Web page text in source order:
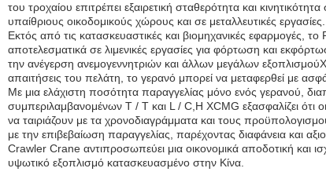
του τροχαίου επιτρέπει εξαιρετική σταθερότητα και
υπαίθριους οικοδομικούς χώρους και σε μεταλλευτικές εργασίες.
Εκτός από τις κατασκευαστικές και βιομηχανικές εφαρμογές,
αποτελεσματικά σε λιμενικές εργασίες για φόρτωση και
την ανέγερση ανεμογεννητριών και άλλων μεγάλων
απαιτήσεις του πελάτη, το γερανό μπορεί να μεταφερθεί με
Με μια ελάχιστη ποσότητα παραγγελίας μόνο ενός γερανού,
συμπεριλαμβανομένων T / T και L / C,Η XCMG εξασφαλίζει ότι
να ταιριάζουν με τα χρονοδιαγράμματα και τους
με την επιβεβαίωση παραγγελίας, παρέχοντας διαφάνεια και
Crawler Crane αντιπροσωπεύει μια οικονομικά αποδοτική και
υψωτικό εξοπλισμό κατασκευασμένο στην Κίνα.